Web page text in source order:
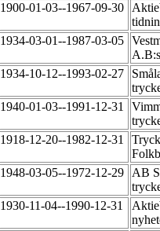
1900-01-03--1967-09-30
1934-03-01--1987-03-05
1934-10-12--1993-02-27
1940-01-03--1991-12-31
1918-12-20--1982-12-31
1948-03-05--1972-12-29
AB
1930-11-04--1990-12-31